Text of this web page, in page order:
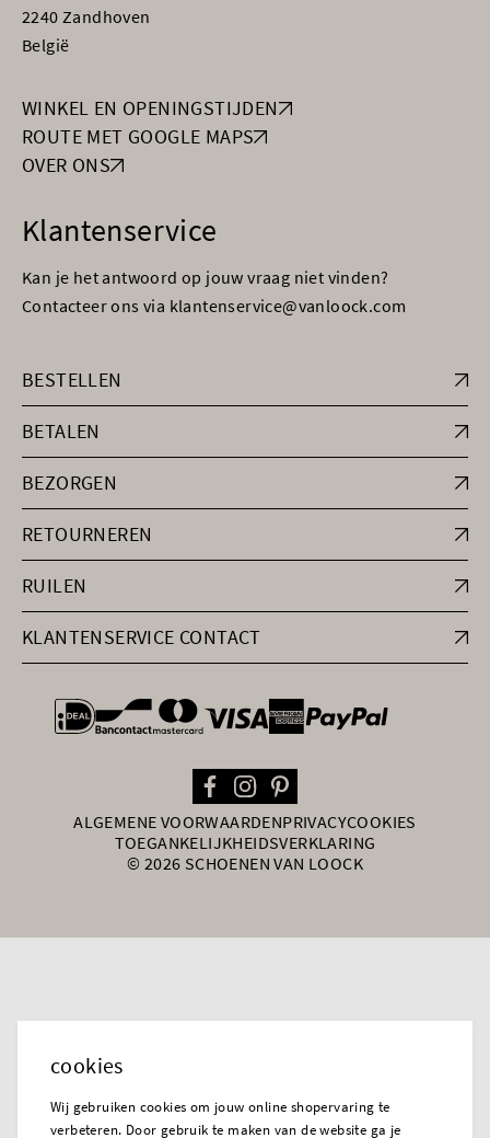
2240 Zandhoven
België
WINKEL EN OPENINGSTIJDEN
ROUTE MET GOOGLE MAPS
OVER ONS
Klantenservice
Kan je het antwoord op jouw vraag niet vinden?
Contacteer ons via klantenservice@vanloock.com
BESTELLEN
BETALEN
BEZORGEN
RETOURNEREN
RUILEN
KLANTENSERVICE CONTACT
general.paymentOptions
ALGEMENE VOORWAARDENPRIVACYCOOKIES
TOEGANKELIJKHEIDSVERKLARING
© 2026 SCHOENEN VAN LOOCK
cookies
Wij gebruiken cookies om jouw online shopervaring te
verbeteren. Door gebruik te maken van de website ga je